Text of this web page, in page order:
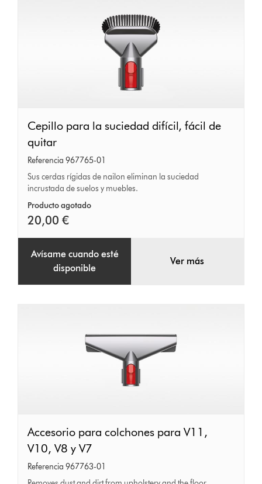
Cepillo
para
la
suciedad
difícil,
fácil
de
quitar
Cepillo para la suciedad difícil, fácil de
quitar
Referencia 967765-01
Sus cerdas rígidas de nailon eliminan la suciedad
incrustada de suelos y muebles.
Producto agotado
20,00 €
Avísame cuando esté
disponible
Ver más
Accesorio
para
colchones
para
Accesorio para colchones para V11,
V10, V8 y V7
Referencia 967763-01